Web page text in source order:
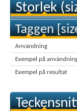
Storlek
Taggen
Användning
Exempel på
Exempel på resultat